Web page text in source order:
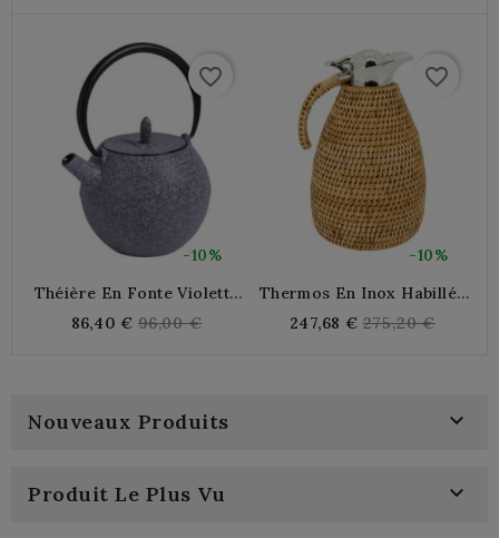
-10%
favorite_border
Théière En Fonte Violette
86,40 € Regular
96,00 €
-10%
favorite_border
Thermos En Inox Habillée
247,68 € Regular
275,20 €
Nouveaux Produits 
Produit Le Plus Vu 